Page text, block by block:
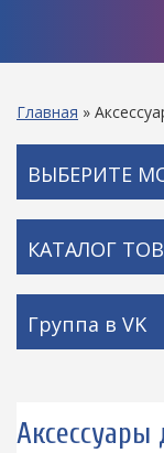
Главная »
ВЫБЕРИТЕ
КАТАЛОГ
Группа в VK
Аксессуары